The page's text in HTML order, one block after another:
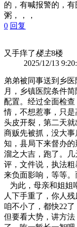
的，有喊报警的，
粥，，，
0 回复
又手痒了楼主8楼
2025/12/13
弟弟被同事送到乡
月，乡镇医院条件
配置。经过全面检
情，不想惹事，只
头皮开裂，第二天就
商贩先被抓，没大
知，县局下来督办
溜之大吉，跑了。
评，文件说，执法
来负面影响，等等。
为此，母亲和姐姐
人下手重了，你人
咱不小了，都快22
但要看大势，讲方